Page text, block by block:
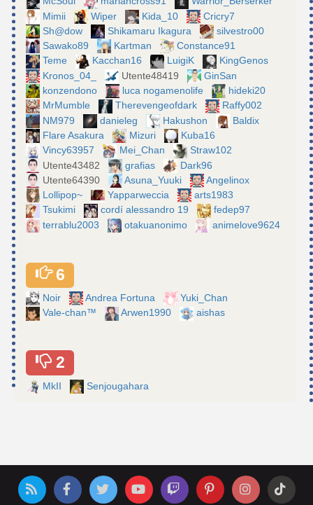
Mimii
Wiper Kida_10
Cricry7
Sh@dow
Shikamaru Ikagura
silvestro00
Sawako89
Kartman
Constance91
Teme
Kacchan16 LuigiK
KingGenos
Kronos_04_
Utente48419
GinSan
konzendono
luca nogamenolife
hideki20
MrMumble
Therevengeofdark
Raffy002
NM979
danieleg Hakushon
Baldix
Flare Asakura
Mizuri
Kuba16
Vincy63957
Mei_Chan
Straw102
Utente43482
grafias
Dark96
Utente64390
Asuna_Yuuki
Angelinox
Lollipop~
Yapparweccia
arts1983
Tsukimi
cordí alessandro 19
fedep97
terrablu2003
otakuanonimo animelove9624
6
Noir Andrea Fortuna
Yuki_Chan
Vale-chan™
Arwen1990 aishas
2
MkII Senjougahara